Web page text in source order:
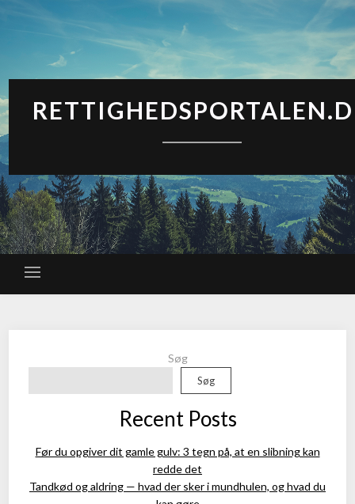
Søg
Søg
Recent Posts
Før du opgiver dit gamle gulv: 3 tegn på, at en slibning kan
redde det
Tandkød og aldring — hvad der sker i mundhulen, og hvad du